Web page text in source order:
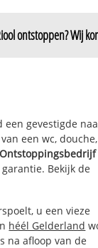
ontstoppen? Wij
gevestigde
een wc, douche,
Ontstoppingsbedrijf
Bekijk de
u een vieze
héél Gelderland
na afloop van de